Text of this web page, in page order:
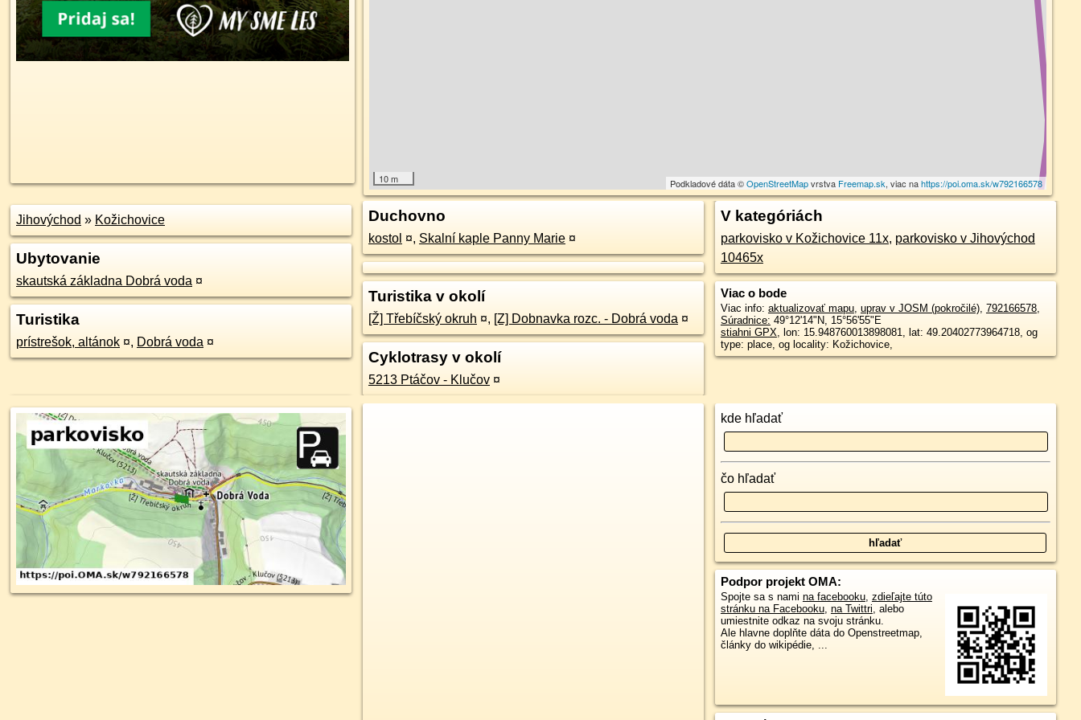
10 m Podkladové dáta ©OpenStreetMapvrstva Freemap.sk, viac nahttps://poi.oma.sk/w792166578
Jihovýchod » Kožichovice
Ubytovanie
skautská základna Dobrá voda ¤
Turistika
prístrešok, altánok ¤, Dobrá voda ¤
Duchovno
kostol ¤, Skalní kaple Panny Marie ¤
Turistika v okolí
[Ž] Třebíčský okruh ¤, [Z] Dobnavka rozc. - Dobrá voda ¤
Cyklotrasy v okolí
5213 Ptáčov - Klučov ¤
V kategóriách
parkovisko v Kožichovice 11x, parkovisko v Jihovýchod
10465x
Viac o bode
Viac info: aktualizovať mapu, uprav v JOSM (pokročilé), 792166578,
Súradnice: 49°12'14"N, 15°56'55"E
stiahni GPX, lon: 15.948760013898081, lat: 49.20402773964718, og
type: place, og locality: Kožichovice,
kde hľadať
čo hľadať
Podpor projekt OMA:
Spojte sa s nami na facebooku, zdieľajte túto
stránku na Facebooku, na Twittri, alebo
umiestnite odkaz na svoju stránku.
Ale hlavne doplňte dáta do Openstreetmap,
články do wikipédie, ...